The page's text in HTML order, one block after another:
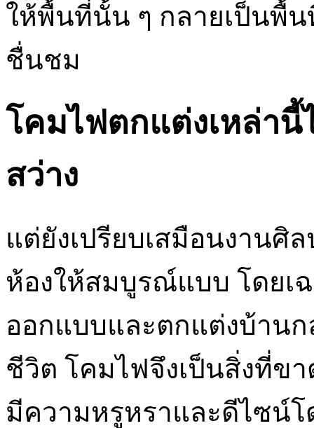
ให้พื้นที่นั้น ๆ กลายเป็นพื้
ชื่นชม
โคมไฟตกแต่งเหล่านี้
สว่าง
แต่ยังเปรียบเสมือนงานศิ
ห้องให้สมบูรณ์แบบ โดยเ
ออกแบบและตกแต่งบ้าน
ชีวิต โคมไฟจึงเป็นสิ่งที่ข
มีความหรูหราและดีไซน์